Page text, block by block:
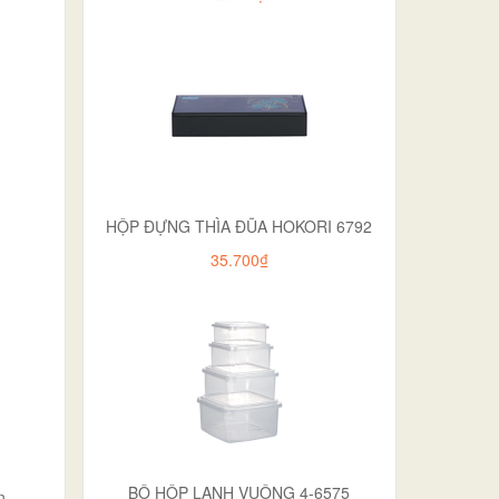
HỘP ĐỰNG THÌA ĐŨA HOKORI 6792
35.700₫
BỘ HỘP LẠNH VUÔNG 4-6575